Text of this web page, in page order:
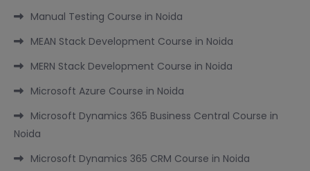
Manual Testing Course in Noida
MEAN Stack Development Course in Noida
MERN Stack Development Course in Noida
Microsoft Azure Course in Noida
Microsoft Dynamics 365 Business Central Course in
Noida
Microsoft Dynamics 365 CRM Course in Noida